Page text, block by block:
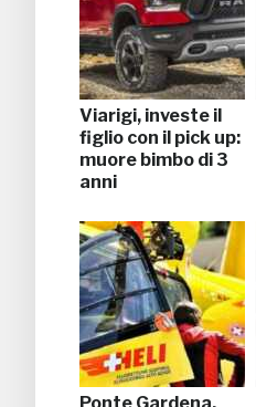
Viarigi, investe il
figlio con il pick up:
muore bimbo di 3
anni